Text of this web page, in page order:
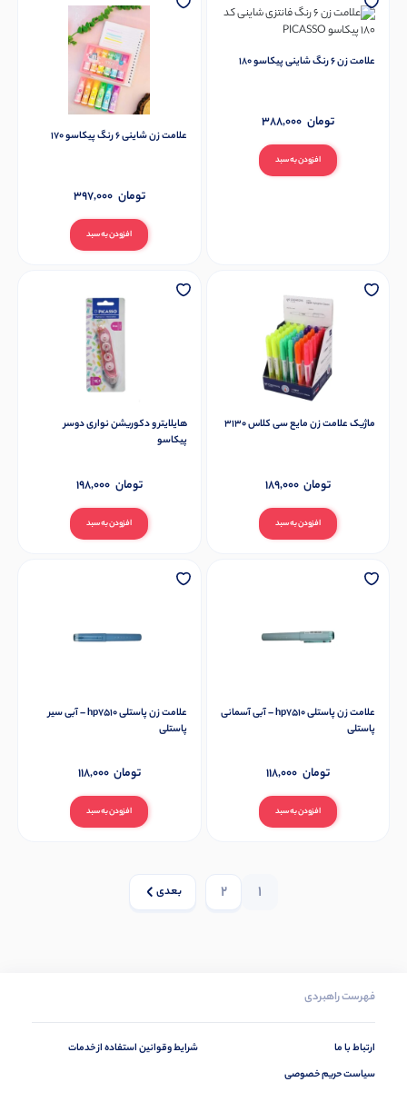
علامت زن 6 رنگ شاینی پیکاسو 180
افزودن به سبد
388,000 تومان
علامت زن شاینی 6 رنگ پیکاسو 170
افزودن به سبد
397,000 تومان
ماژیک علامت زن مایع سی کلاس 3130
افزودن به سبد
189,000 تومان
هایلایتر و دکوریشن نواری دوسر
پیکاسو
افزودن به سبد
198,000 تومان
علامت زن پاستلی hp7510 – آبی آسمانی
پاستلی
افزودن به سبد
118,000 تومان
علامت زن پاستلی hp7510 – آبی سیر
پاستلی
افزودن به سبد
118,000 تومان
1
2 بعدی
فهرست راهبردی
ارتباط با ما
سیاست حریم خصوصی
شرایط وقوانین استفاده از خدمات